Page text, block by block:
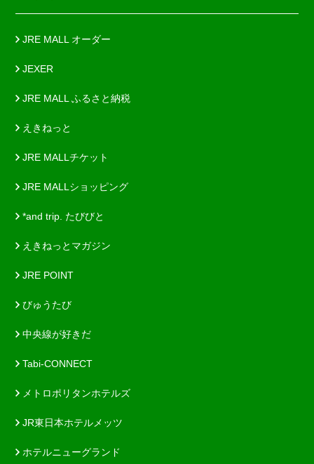
JRE MALL オーダー
JEXER
JRE MALL ふるさと納税
えきねっと
JRE MALLチケット
JRE MALLショッピング
*and trip. たびびと
えきねっとマガジン
JRE POINT
びゅうたび
中央線が好きだ
Tabi-CONNECT
メトロポリタンホテルズ
JR東日本ホテルメッツ
ホテルニューグランド